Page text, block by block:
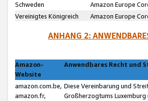
Schweden
Amazon Europe
Vereinigtes Königreich
Amazon Europe
ANHANG 2:
Amazon-
Website
Anwendbares Recht und
amazon.com.be,
amazon.fr,
Diese Vereinbarung und
Großherzogtums